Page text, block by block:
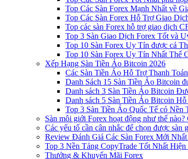
Top Các Sàn Forex Mạnh Nhất về
Top Các Sàn Forex Hỗ Trợ Giao
Top các sàn Forex hỗ trợ giao dịch
Top 3 Sàn Giao Dịch Forex Tốt và
Top 10 Sàn Forex Uy Tín được cả
Top 10 Sàn Forex Uy Tín Nhất Thế
Xếp Hạng Sàn Tiền Ảo Bitcoin 2026
Các Sàn Tiền Ảo Hỗ Trợ Thanh
Danh Sách 15 Sàn Tiền Ảo Bitcoin
Danh sách 3 Sàn Tiền Ảo Bitcoin
Danh sách 5 Sàn Tiền Ảo Bitcoin
Top 3 Sàn Tiền Ảo Quốc Tế có Nền
Sàn môi giới Forex hoạt động như thế
Các yếu tố cần cân nhắc để chọn được sàn
Review Đánh Giá Các Sàn Forex Mới
Top 3 Nền Tảng CopyTrade Tốt Nhất
Thưởng & Khuyến Mãi Forex